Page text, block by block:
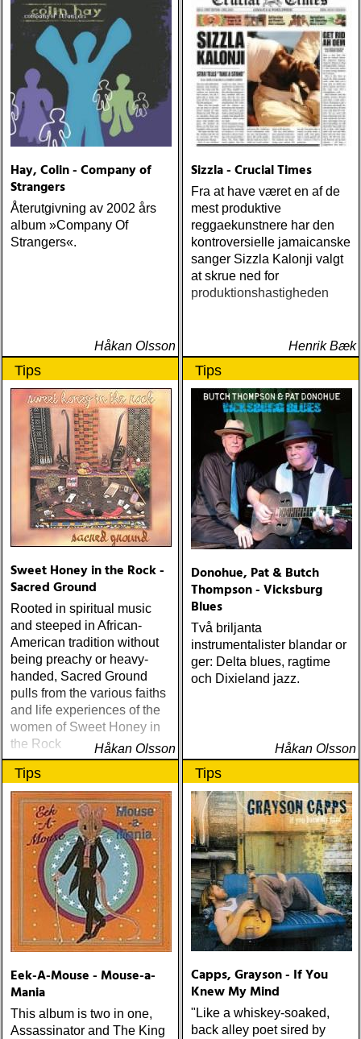
Hay, Colin - Company of
Strangers
Återutgivning av 2002 års
album »Company Of
Strangers«.
Håkan Olsson
Sizzla - Crucial Times
Fra at have været en af de
mest produktive
reggaekunstnere har den
kontroversielle jamaicanske
sanger Sizzla Kalonji valgt
at skrue ned for
produktionshastigheden
Henrik Bæk
Tips
Sweet Honey in the Rock -
Sacred Ground
Rooted in spiritual music
and steeped in African-
American tradition without
being preachy or heavy-
handed, Sacred Ground
pulls from the various faiths
and life experiences of the
women of Sweet Honey in
the Rock
Håkan Olsson
Tips
Donohue, Pat & Butch
Thompson - Vicksburg
Blues
Två briljanta
instrumentalister blandar or
ger: Delta blues, ragtime
och Dixieland jazz.
Håkan Olsson
Tips
Eek-A-Mouse - Mouse-a-
Mania
This album is two in one,
Assassinator and The King
Tips
Capps, Grayson - If You
Knew My Mind
"Like a whiskey-soaked,
back alley poet sired by